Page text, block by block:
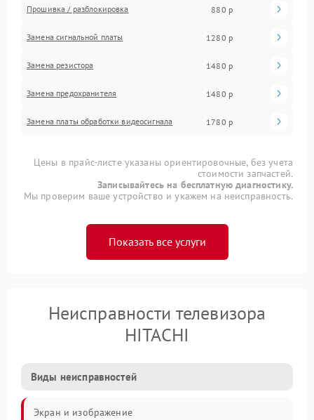
Прошивка / разблокировка 880 р
Замена сигнальной платы 1280 р
Замена резистора 1480 р
Замена предохранителя 1480 р
Замена платы обработки видеосигнала 1780 р
Цены в прайс-листе указаны ориентировочные, без учета
стоимости запчастей.
Записывайтесь на бесплатную диагностику.
Мы проверим ваше устройство и укажем на неисправность.
Показать все услуги
Неисправности телевизора
HITACHI
Виды неисправностей
Экран и изображение